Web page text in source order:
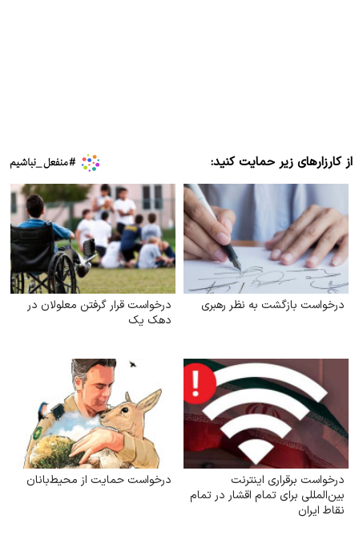
از کارزارهای زیر حمایت کنید:
درخواست بازگشت به نظر رهبری
درخواست قرار گرفتن معلولان در
دهک یک
درخواست برقراری اینترنت
بین‌المللی برای تمام اقشار در تمام
نقاط ایران
درخواست حمایت از محیط‌بانان